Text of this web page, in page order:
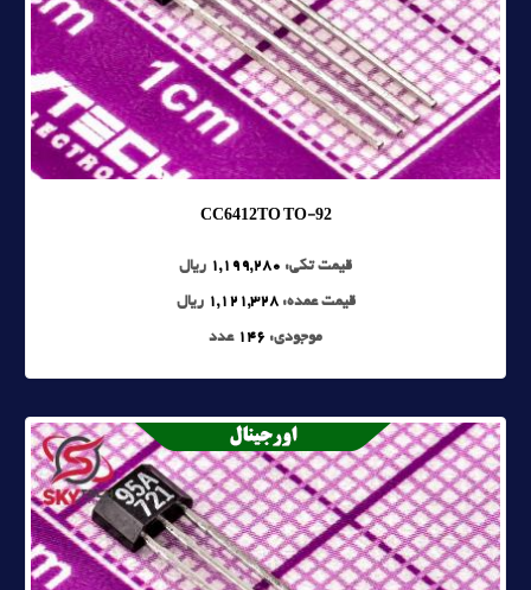
CC6412TO TO-92
قیمت تکی: 1,199,280 ریال
قیمت عمده:1,121,328 ریال
موجودی: 146 عدد